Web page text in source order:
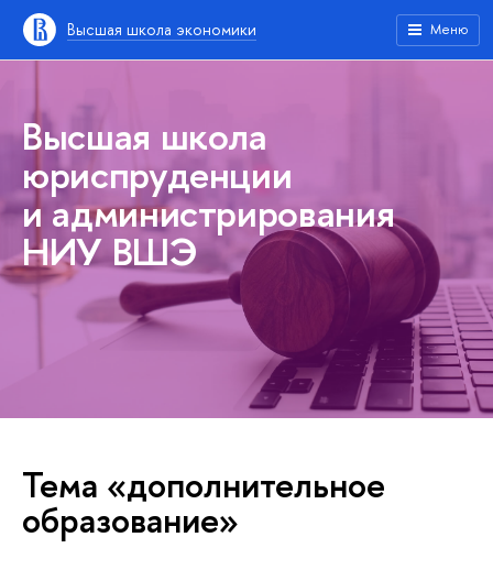
Высшая школа экономики Меню
Высшая школа
юриспруденции
и администрирования
НИУ ВШЭ
Тема «дополнительное
образование»